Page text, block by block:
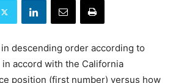
descending order according to
accord with the California
position (first number) versus how